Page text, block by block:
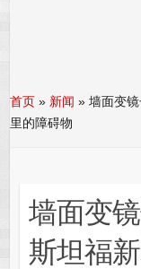
首页 » 新闻 »墙面变
里的障碍物
墙面变
斯坦福